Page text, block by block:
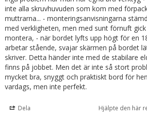
inte alla skruvhuvuden som kom med
muttrarna... - monteringsanvisningarna
med verkligheten, men med sunt förnuft
montera, - när bordet lyfts upp högt för en
arbetar stående, svajar skärmen på bordet
skriver. Detta händer inte med de stabilare
finns på jobbet. Men det är inte så stort
mycket bra, snyggt och praktiskt bord för
vardags, men inte perfekt.
Dela Hjälpte den här